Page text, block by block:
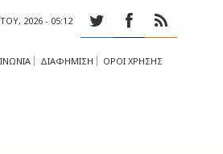
2026 - 05:12
ΔΙΑΦΗΜΙΣΗ ΟΡΟΙ ΧΡΗΣΗΣ